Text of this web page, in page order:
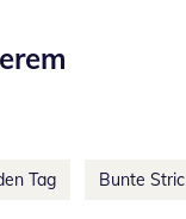
Tag Bunte